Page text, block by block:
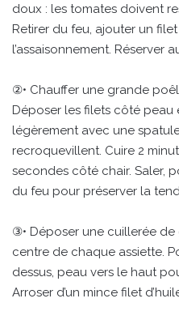
doux : les tomates doivent
Retirer du feu, ajouter un
l’assaisonnement. Réserver
②• Chauffer une grande
Déposer les filets côté peau
légèrement avec une
recroquevillent. Cuire 2
secondes côté chair. Saler,
du feu pour préserver la
③• Déposer une cuillerée
centre de chaque assiette.
dessus, peau vers le haut
Arroser d’un mince filet